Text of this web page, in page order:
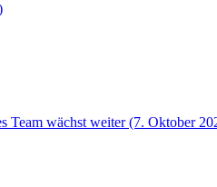
Team wächst weiter (7. Oktober